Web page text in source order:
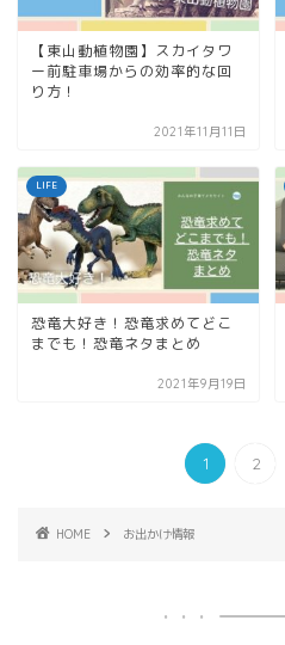
【東山動植物園】スカイタワ
ー前駐車場からの効率的な回
り方！
2021年11月11日
LIFE
恐竜大好き！恐竜求めてどこ
までも！恐竜ネタまとめ
2021年9月19日
1 2
HOME お出かけ情報